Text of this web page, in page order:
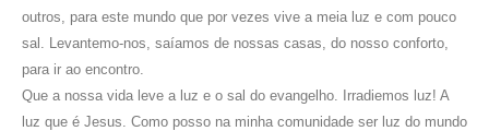
outros, para este mundo que por vezes vive a meia luz e com pouco
sal. Levantemo-nos, saíamos de nossas casas, do nosso conforto,
para ir ao encontro.
Que a nossa vida leve a luz e o sal do evangelho. Irradiemos luz! A
luz que é Jesus. Como posso na minha comunidade ser luz do mundo